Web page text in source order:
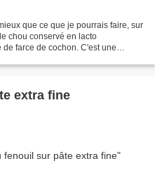
que ce que je pourrais faire, sur
chou conservé en lacto
farce de cochon. C'est une
extra fine